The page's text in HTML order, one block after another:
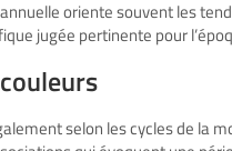
oriente souvent les
jugée pertinente pour
selon les cycles de la